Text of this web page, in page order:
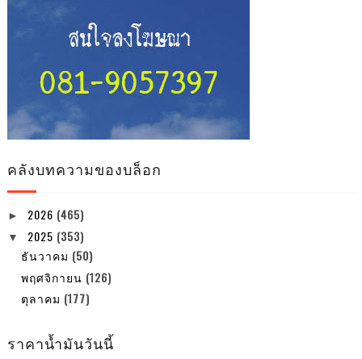
คลังบทความของบล็อก
► 2026 (465)
▼ 2025 (353)
ธันวาคม (50)
พฤศจิกายน (126)
ตุลาคม (177)
ราคาน้ำมันวันนี้